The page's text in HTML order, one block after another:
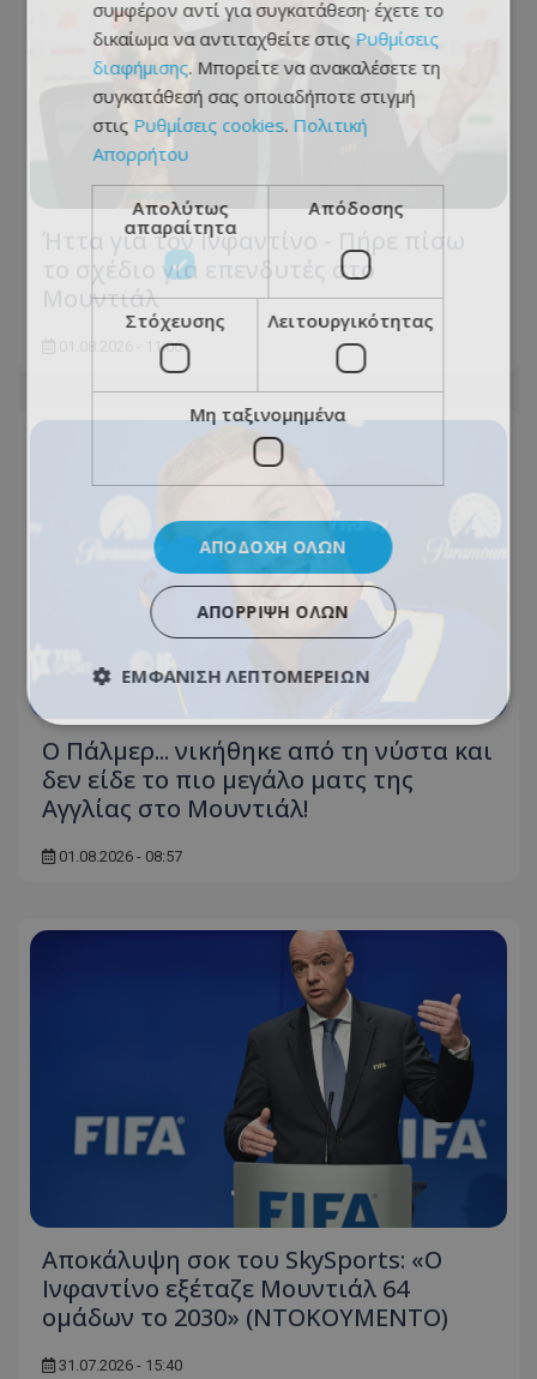
Ήττα για τον Ινφαντίνο - Πήρε πίσω
το σχέδιο για επενδυτές στο
Μουντιάλ
01.08.2026 - 11:06
Ο Πάλμερ... νικήθηκε από τη νύστα και
δεν είδε το πιο μεγάλο ματς της
Αγγλίας στο Μουντιάλ!
01.08.2026 - 08:57
Αποκάλυψη σοκ του SkySports: «O
Ινφαντίνο εξέταζε Μουντιάλ 64
ομάδων το 2030» (ΝΤΟΚΟΥΜΕΝΤΟ)
31.07.2026 - 15:40
συμφέρον αντί για συγκατάθεση· έχετε το
δικαίωμα να αντιταχθείτε στις Ρυθμίσεις
διαφήμισης. Μπορείτε να ανακαλέσετε τη
συγκατάθεσή σας οποιαδήποτε στιγμή
στις Ρυθμίσεις cookies. Πολιτική
Απορρήτου
Απολύτως
απαραίτητα
Απόδοσης
Στόχευσης Λειτουργικότητας
Μη ταξινομημένα
ΑΠΟΔΟΧΉ ΌΛΩΝ
ΑΠΌΡΡΙΨΗ ΌΛΩΝ
ΕΜΦΆΝΙΣΗ ΛΕΠΤΟΜΕΡΕΙΏΝ